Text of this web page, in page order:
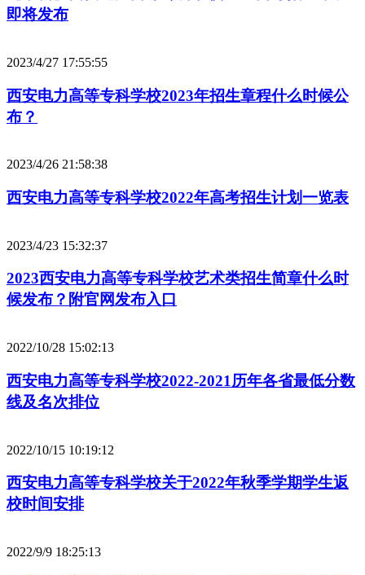
即将发布
2023/4/27 17:55:55
西安电力高等专科学校2023年招生章程什么时候公
布？
2023/4/26 21:58:38
西安电力高等专科学校2022年高考招生计划一览表
2023/4/23 15:32:37
2023西安电力高等专科学校艺术类招生简章什么时
候发布？附官网发布入口
2022/10/28 15:02:13
西安电力高等专科学校2022-2021历年各省最低分数
线及名次排位
2022/10/15 10:19:12
西安电力高等专科学校关于2022年秋季学期学生返
校时间安排
2022/9/9 18:25:13